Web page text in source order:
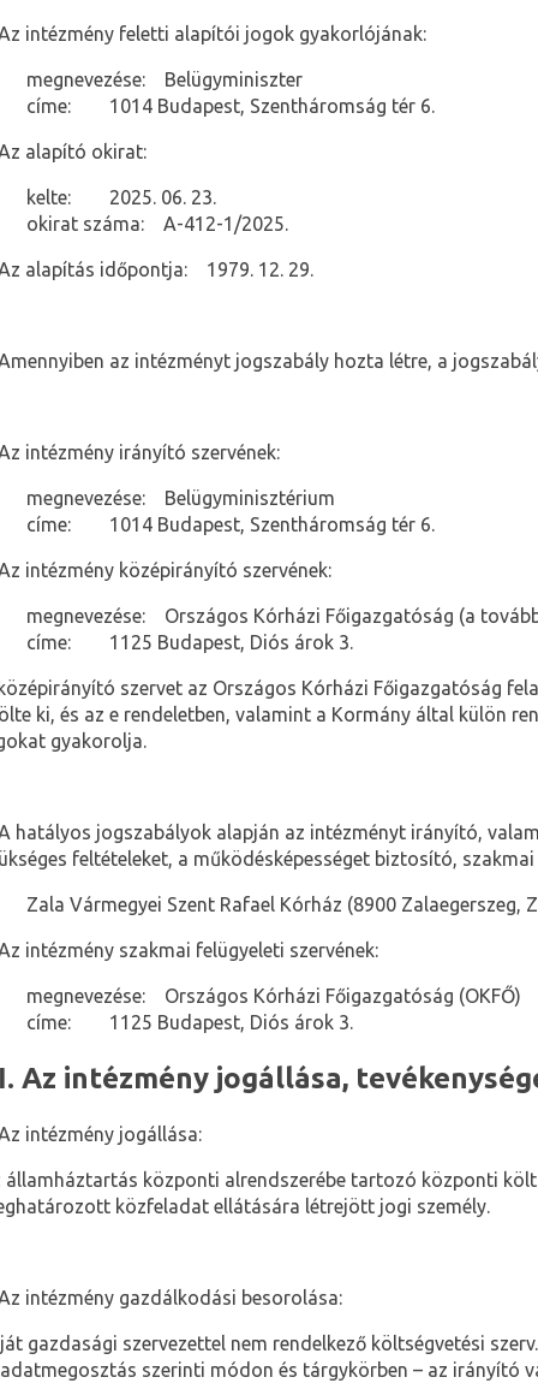
intézmény feletti alapítói jogok gyakorlójának:
megnevezése:
Belügyminiszter
címe:
1014 Budapest, Szentháromság tér 6.
alapító okirat:
kelte:
2025. 06. 23.
okirat száma:
A-412-1/2025.
alapítás időpontja: 1979. 12. 29.
az intézményt jogszabály hozta létre, a
intézmény irányító szervének:
megnevezése:
Belügyminisztérium
címe:
1014 Budapest, Szentháromság tér 6.
intézmény középirányító szervének:
megnevezése:
Országos Kórházi Főigazgatóság (a
címe:
1125 Budapest, Diós árok 3.
szervet az Országos Kórházi Főigazgatóság
ki, és az e rendeletben, valamint a Kormány által külön
gyakorolja.
hatályos jogszabályok alapján az intézményt irányító,
feltételeket, a működésképességet biztosító,
Zala Vármegyei Szent Rafael Kórház (8900 Zalaegerszeg,
intézmény szakmai felügyeleti szervének:
megnevezése:
Országos Kórházi Főigazgatóság (OKFŐ)
címe:
1125 Budapest, Diós árok 3.
Az intézmény jogállása,
intézmény jogállása:
államháztartás központi alrendszerébe tartozó központi
közfeladat ellátására létrejött jogi személy.
intézmény gazdálkodási besorolása:
gazdasági szervezettel nem rendelkező költségvetési
szerinti módon és tárgykörben – az irányító